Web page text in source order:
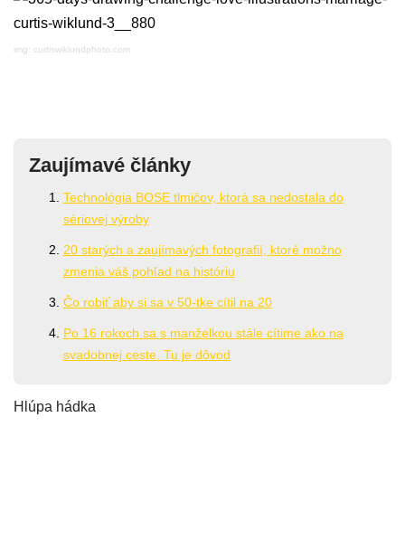
img: curtiswiklundphoto.com
Zaujímavé články
Technológia BOSE tlmičov, ktorá sa nedostala do
sériovej výroby
20 starých a zaujímavých fotografií, ktoré možno
zmenia váš pohľad na históriu
Čo robiť aby si sa v 50-tke cítil na 20
Po 16 rokoch sa s manželkou stále cítime ako na
svadobnej ceste. Tu je dôvod
Hlúpa hádka